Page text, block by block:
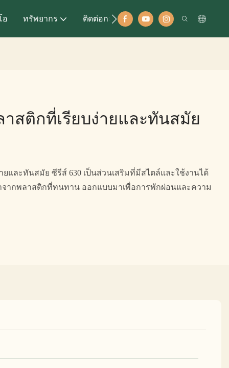
อ ทรัพยากร ติดต่อกลับ
สติกที่เรียบง่ายและทันสมัย
ยและทันสมัย ​​ซีรีส์ 630 เป็นส่วนเสริมที่มีสไตล์และใช้งานได้
จากพลาสติกที่ทนทาน ออกแบบมาเพื่อการพักผ่อนและความ